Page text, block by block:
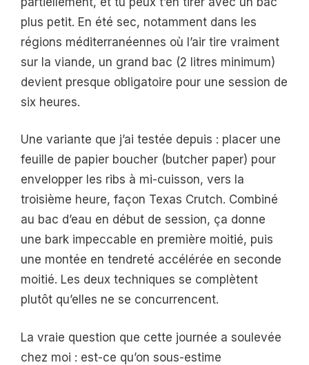
plus petit. En été sec, notamment dans les
régions méditerranéennes où l’air tire vraiment
sur la viande, un grand bac (2 litres minimum)
devient presque obligatoire pour une session de
six heures.
Une variante que j’ai testée depuis : placer une
feuille de papier boucher (butcher paper) pour
envelopper les ribs à mi-cuisson, vers la
troisième heure, façon Texas Crutch. Combiné
au bac d’eau en début de session, ça donne
une bark impeccable en première moitié, puis
une montée en tendreté accélérée en seconde
moitié. Les deux techniques se complètent
plutôt qu’elles ne se concurrencent.
La vraie question que cette journée a soulevée
chez moi : est-ce qu’on sous-estime